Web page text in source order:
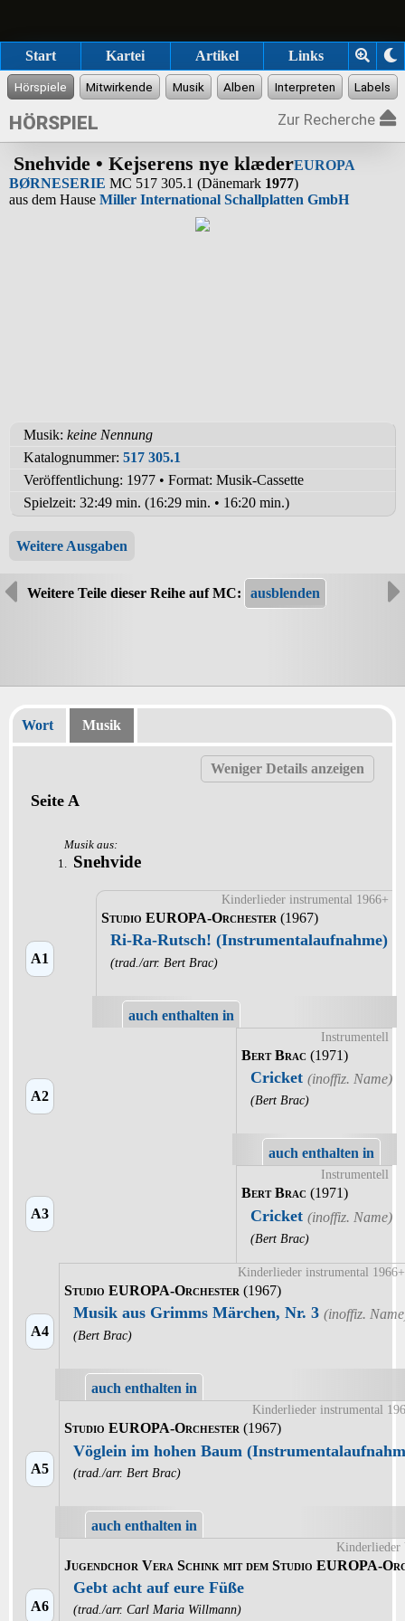
Start Kartei Artikel Links
HÖRSPIEL Zur Recherche
Snehvide • Kejserens nye klæderEUROPA
BØRNESERIE MC 517 305.1 (Dänemark 1977)
aus dem Hause Miller International Schallplatten GmbH
Musik: keine Nennung
Katalognummer: 517 305.1
Veröffentlichung: 1977 • Format: Musik-Cassette
Spielzeit: 32:49 min. (16:29 min. • 16:20 min.)
Weitere Ausgaben
Weitere Teile dieser Reihe auf MC:
Wort Musik
Seite A
Musik aus:
1. Snehvide
A1
Kinderlieder instrumental 1966+
Studio EUROPA-Orchester (1967)
Ri-Ra-Rutsch! (Instrumentalaufnahme)
(trad./arr. Bert Brac)
auch enthalten in
A2
Instrumentell
Bert Brac (1971)
Cricket
(Bert Brac)
auch enthalten in
A3
Instrumentell
Bert Brac (1971)
Cricket
(Bert Brac)
A4
Kinderlieder instrumental 1966+
Studio EUROPA-Orchester (1967)
Musik aus Grimms Märchen, Nr. 3
(Bert Brac)
auch enthalten in
A5
Kinderlieder instrumental
Studio EUROPA-Orchester (1967)
Vöglein im hohen Baum
(trad./arr. Bert Brac)
auch enthalten in
A6
Kinderlieder
Jugendchor Vera Schink mit dem Studio EUROPA-
Gebt acht auf eure Füße
(trad./arr. Carl Maria Willmann)